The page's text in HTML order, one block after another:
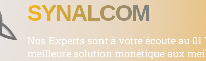
SYNALCOM
Nos Experts sont à votre écoute au
meilleure solution monétique aux